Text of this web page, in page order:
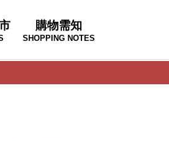
購物需知
SHOPPING NOTES